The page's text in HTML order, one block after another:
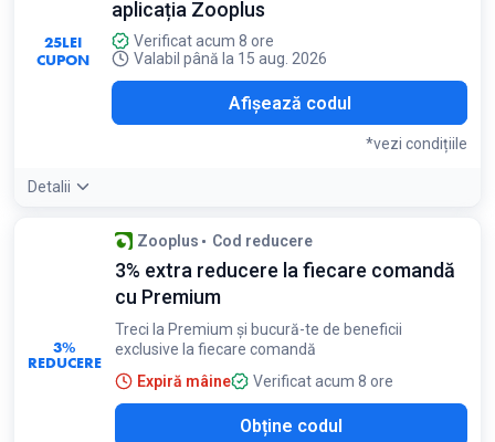
25LEI
CUPON
aplicația Zooplus
Verificat acum 8 ore
Valabil până la 15 aug. 2026
Afișează codul
*vezi condițiile
Detalii
Valabil pentru prima comandă în aplicația Zooplus cu o
comandă minimă de 224 lei
3%
REDUCERE
Zooplus Cod reducere
3% extra reducere la fiecare comandă
cu Premium
Treci la Premium și bucură-te de beneficii
exclusive la fiecare comandă
Expiră mâine
Verificat acum 8 ore
Obține codul